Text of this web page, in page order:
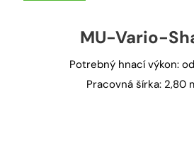
MU-Vario-
Potrebný hnací výkon:
Pracovná šírka: 2,80